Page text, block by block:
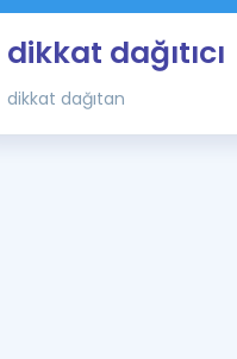
dikkat dağıtıcı
dikkat dağıtan